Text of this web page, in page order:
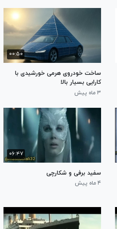
۰۰:۵۰
ساخت خودروی هرمی خورشیدی با
کارایی بسیار بالا
۳ ماه پیش
۰۶:۴۷
سفید برفی و شکارچی
۴ ماه پیش